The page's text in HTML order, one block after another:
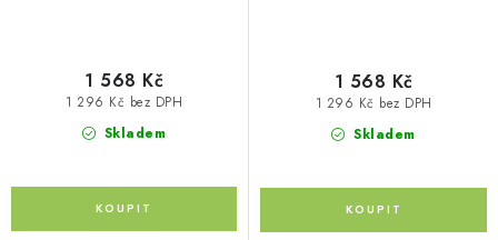
Skladem
1 296 Kč bez DPH
1 568 Kč
Skladem
1 296 Kč bez DPH
1 568 Kč